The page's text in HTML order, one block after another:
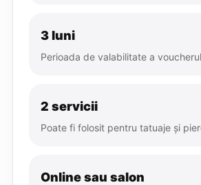
3 luni
Perioada de valabilitate a
2 servicii
Poate fi folosit pentru tatuaje și
Online sau salon